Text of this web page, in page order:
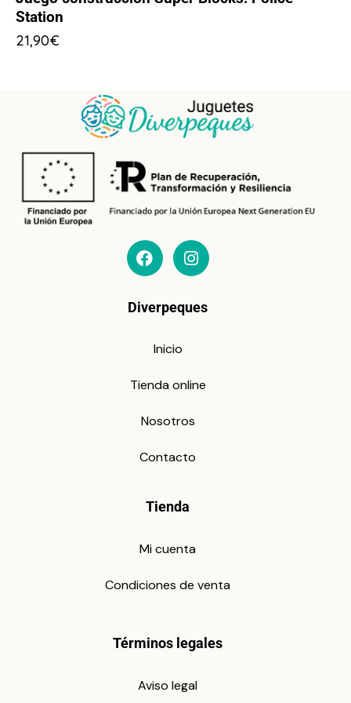
Station
21,90€
Diverpeques
Inicio
Tienda online
Nosotros
Contacto
Tienda
Mi cuenta
Condiciones de venta
Términos legales
Aviso legal